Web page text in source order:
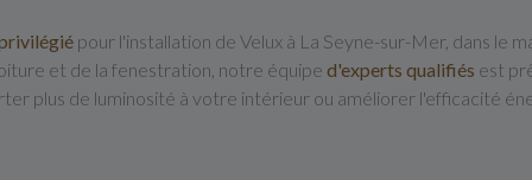
pour l'installation de Velux à La Seyne-sur-Mer, dans le
et de la fenestration, notre équipe d'experts qualifiés est
plus de luminosité à votre intérieur ou améliorer l'efficacité